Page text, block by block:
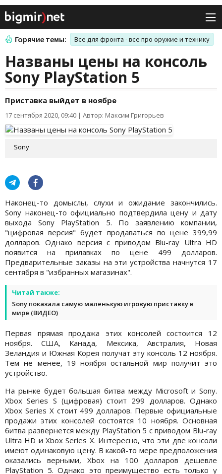
Горячие темы: Все для фронта - все про оружие и технику
Названы цены на консоль
Sony PlayStation 5
Приставка выйдет в ноябре
17 сентября 2020, 09:40 | Автор: Максим Григорьев
Sony
Наконец-то домыслы, слухи и ожидание закончились.
Sony наконец-то официально подтвердила цену и дату
выхода Sony PlayStation 5. По заявлению компании,
"цифровая версия" будет продаваться по цене 399,99
долларов. Однако версия с приводом Blu-ray Ultra HD
появится на прилавках по цене 499 долларов.
Предварительные заказы на эти устройства начнутся 17
сентября в "избранных магазинах".
Читай также:
Sony показала самую маленькую игровую приставку в
мире (ВИДЕО)
Первая прямая продажа этих консолей состоится 12
ноября. США, Канада, Мексика, Австралия, Новая
Зеландия и Южная Корея получат эту консоль 12 ноября.
Тем не менее, 19 ноября остальной мир получит это
устройство.
На рынке будет большая битва между Microsoft и Sony.
Xbox Series S (цифровая) стоит 299 долларов. Однако
Xbox Series X стоит 499 долларов. Первые официальные
продажи этих консолей состоятся 10 ноября. Основная
битва развернется между PlayStation 5 с приводом Blu-ray
Ultra HD и Xbox Series X. Интересно, что эти две консоли
имеют одинаковую цену. В какой-то мере предположения
оказались верными, Xbox на 100 долларов дешевле
PlayStation 5. Однако это преимущество есть только у